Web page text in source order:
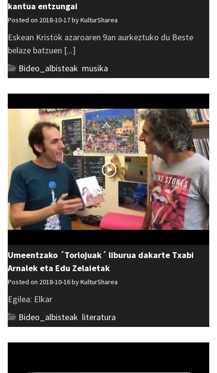
kantua entzungai
Posted on 2018-10-17 byKulturSharea
Eskean Kristök azaroaren 9an aurkeztuko du Beste
belaze batzuen [...]
Bideo_albisteak musika
Umeentzako ´Torlojuak´ liburua dakarte Txabi
Arnalek eta Edu Zelaietak
Posted on 2018-10-16 byKulturSharea
Egilea: Elkar
Bideo_albisteak literatura